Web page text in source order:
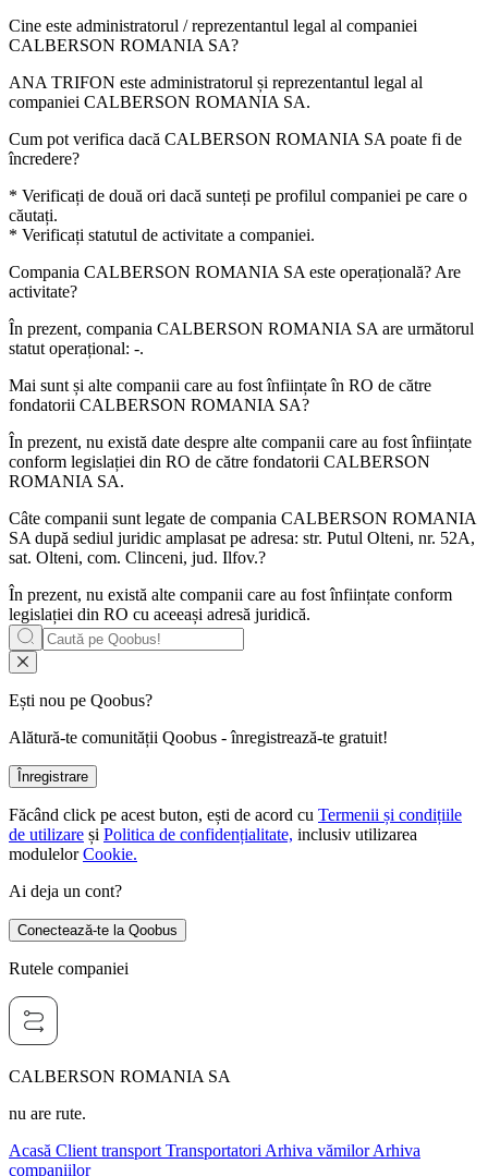
Cine este administratorul / reprezentantul legal al companiei
CALBERSON ROMANIA SA?
ANA TRIFON este administratorul și reprezentantul legal al
companiei CALBERSON ROMANIA SA.
Cum pot verifica dacă CALBERSON ROMANIA SA poate fi de
încredere?
* Verificați de două ori dacă sunteți pe profilul companiei pe care o
căutați.
* Verificați statutul de activitate a companiei.
Compania CALBERSON ROMANIA SA este operațională? Are
activitate?
În prezent, compania CALBERSON ROMANIA SA are următorul
statut operațional: -.
Mai sunt și alte companii care au fost înființate în RO de către
fondatorii CALBERSON ROMANIA SA?
În prezent, nu există date despre alte companii care au fost înființate
conform legislației din RO de către fondatorii CALBERSON
ROMANIA SA.
Câte companii sunt legate de compania CALBERSON ROMANIA
SA după sediul juridic amplasat pe adresa: str. Putul Olteni, nr. 52A,
sat. Olteni, com. Clinceni, jud. Ilfov.?
În prezent, nu există alte companii care au fost înființate conform
legislației din RO cu aceeași adresă juridică.
Ești nou pe Qoobus?
Alătură-te comunității Qoobus - înregistrează-te gratuit!
Înregistrare
Făcând click pe acest buton, ești de acord cu Termenii și condițiile
de utilizare și Politica de confidențialitate, inclusiv utilizarea
modulelor Cookie.
Ai deja un cont?
Conectează-te la Qoobus
Rutele companiei
CALBERSON ROMANIA SA
nu are rute.
Acasă Client transport Transportatori Arhiva vămilor Arhiva
companiilor